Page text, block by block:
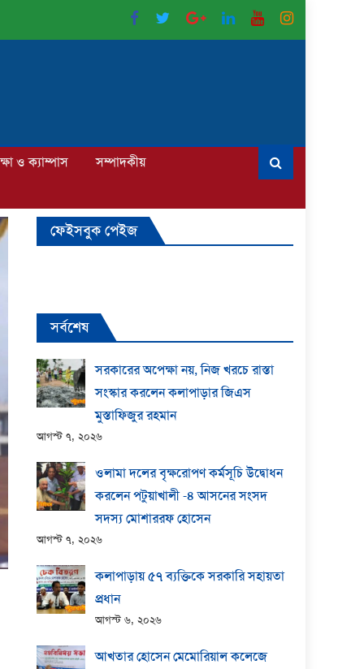
ও ক্যাম্পাস সম্পাদকীয়
ফেইসবুক পেইজ
সর্বশেষ
সরকারের অপেক্ষা নয়, নিজ খরচে রাস্তা
সংস্কার করলেন কলাপাড়ার জিএস
মুস্তাফিজুর রহমান
আগস্ট ৭, ২০২৬
ওলামা দলের বৃক্ষরোপণ কর্মসূচি উদ্বোধন
করলেন পটুয়াখালী -৪ আসনের সংসদ
সদস্য মোশাররফ হোসেন
আগস্ট ৭, ২০২৬
কলাপাড়ায় ​৫৭ ব্যক্তিকে সরকারি সহায়তা
প্রধান
আগস্ট ৬, ২০২৬
আখতার হোসেন মেমোরিয়াল কলেজে